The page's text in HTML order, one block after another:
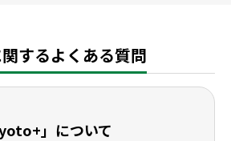
するよくある質問
」について